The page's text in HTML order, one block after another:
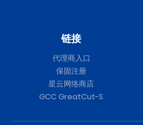
链接
代理商入口
保固注册
星云网络商店
GCC GreatCut-S